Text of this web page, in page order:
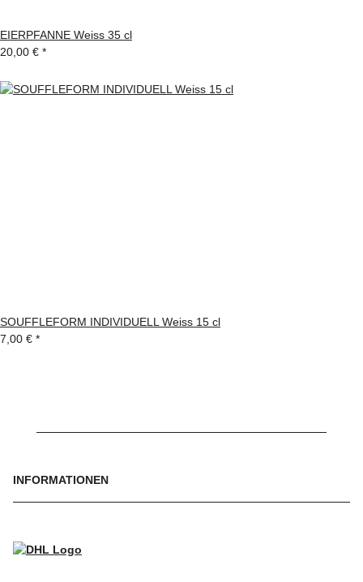
EIERPFANNE Weiss 35 cl
20,00 € *
SOUFFLEFORM INDIVIDUELL Weiss 15 cl
7,00 € *
INFORMATIONEN